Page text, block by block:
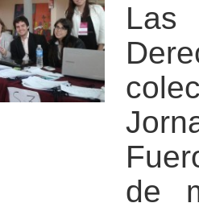
Las
de